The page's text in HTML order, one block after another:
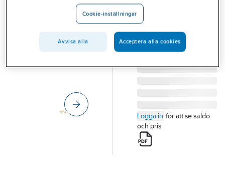
FARSTUTAK ENTRÉ
OBEH. TRÄ
1565X605X1165 MM
Artikelnummer:
35190
Logga in för att se saldo
och pris
Cookie-inställningar
Avvisa alla Acceptera alla cookies